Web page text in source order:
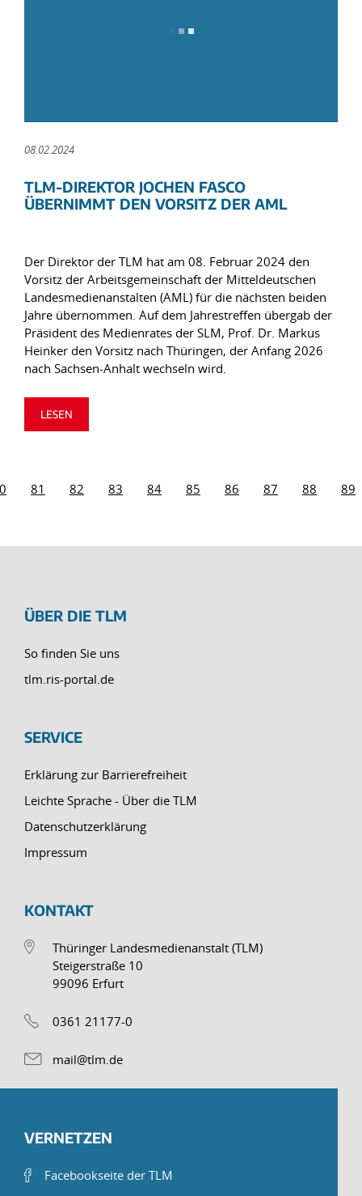
08.02.2024
TLM-DIREKTOR JOCHEN FASCO
ÜBERNIMMT DEN VORSITZ DER AML
Der Direktor der TLM hat am 08. Februar 2024 den
Vorsitz der Arbeitsgemeinschaft der Mitteldeutschen
Landesmedienanstalten (AML) für die nächsten beiden
Jahre übernommen. Auf dem Jahrestreffen übergab der
Präsident des Medienrates der SLM, Prof. Dr. Markus
Heinker den Vorsitz nach Thüringen, der Anfang 2026
nach Sachsen-Anhalt wechseln wird.
LESEN
81 82 83 84 85 86 87 88 89
ÜBER DIE TLM
So finden Sie uns
tlm.ris-portal.de
SERVICE
Erklärung zur Barrierefreiheit
Leichte Sprache - Über die TLM
Datenschutzerklärung
Impressum
KONTAKT
Thüringer Landesmedienanstalt (TLM)
Steigerstraße 10
99096 Erfurt
0361 21177-0
mail@tlm.de
VERNETZEN
Facebookseite der TLM